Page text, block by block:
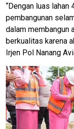
“Dengan luas
pembangunan
dalam membangun
berkualitas karena
Irjen Pol Nanang